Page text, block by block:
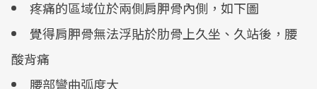
疼痛的區域位於兩側肩胛骨內側，如下圖
覺得肩胛骨無法浮貼於肋骨上久坐、久站後，腰
酸背痛
腰部彎曲弧度大